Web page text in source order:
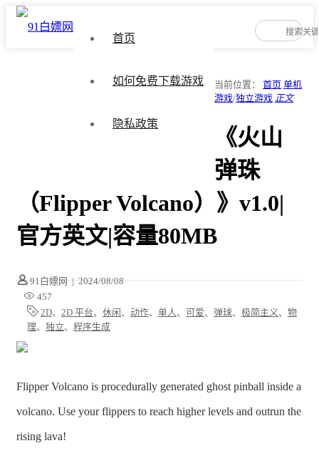
首页
如何免费下载游戏
隐私政策
当前位置： 首页 单机
游戏/独立游戏 正文
《火山
弹珠
（Flipper Volcano）》v1.0|
官方英文|容量80MB
91白嫖网 | 2024/08/08
457
2D、 2D 平台、 休闲 、 动作、 单人 、 可爱、 弹球、 极简主义 、 物
理、 独立、 程序生成
Flipper Volcano is procedurally generated ghost pinball inside a
volcano. Use your flippers to reach higher levels and outrun the
rising lava!